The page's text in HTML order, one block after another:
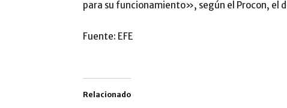
para su funcionamiento», según el Procon, el
Fuente: EFE
Relacionado